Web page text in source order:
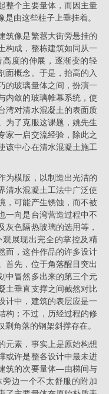
整个主要量体，而因主量
由这些柱子上垂挂着。
筑像是繁嚣大街旁悬挂的
构成，整栋建筑如同从一
度的伸展，逐渐变的轻
面概念。于是，抬高的入
的玻璃量体之间，扮演一
内敛的玻璃帷幕系统，使
湾对清水混凝土的表面质
为了克服这课题，姚先生
家一启交流经验，除此之
该中心在清水混凝土施工
为模版，以制造出光洁的
清水混凝土工法中广泛使
，可能产生锈蚀，而不被
一向是台湾营造过程中不
灰色隔热玻璃的选用等，
展现出完全的掌控及精
而，这件作品的许多设计
首先，位于角落醒目突出
中冒然多出来的第三个元
土垂直支撑之间截然对比
计中，建筑的表层应是一
构；不过，历经过程的修
角落的钢架斜撑存在。
元素，事实上是原始构想
或许是整各设计中最未进
筑的次要量体—由梯间与
边一个不太舒服的附加